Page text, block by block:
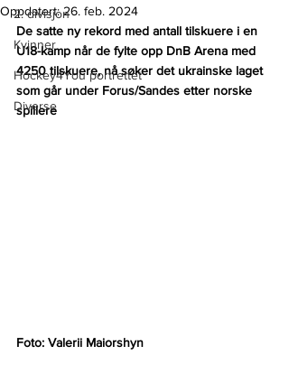
2. divisjon
Kvinner
Hockey4You portrettet
Diverse
Oppdatert:26. feb. 2024
De satte ny rekord med antall tilskuere i en
U18-kamp når de fylte opp DnB Arena med
4250 tilskuere, nå søker det ukrainske laget
som går under Forus/Sandes etter norske
spillere
Foto: Valerii Maiorshyn